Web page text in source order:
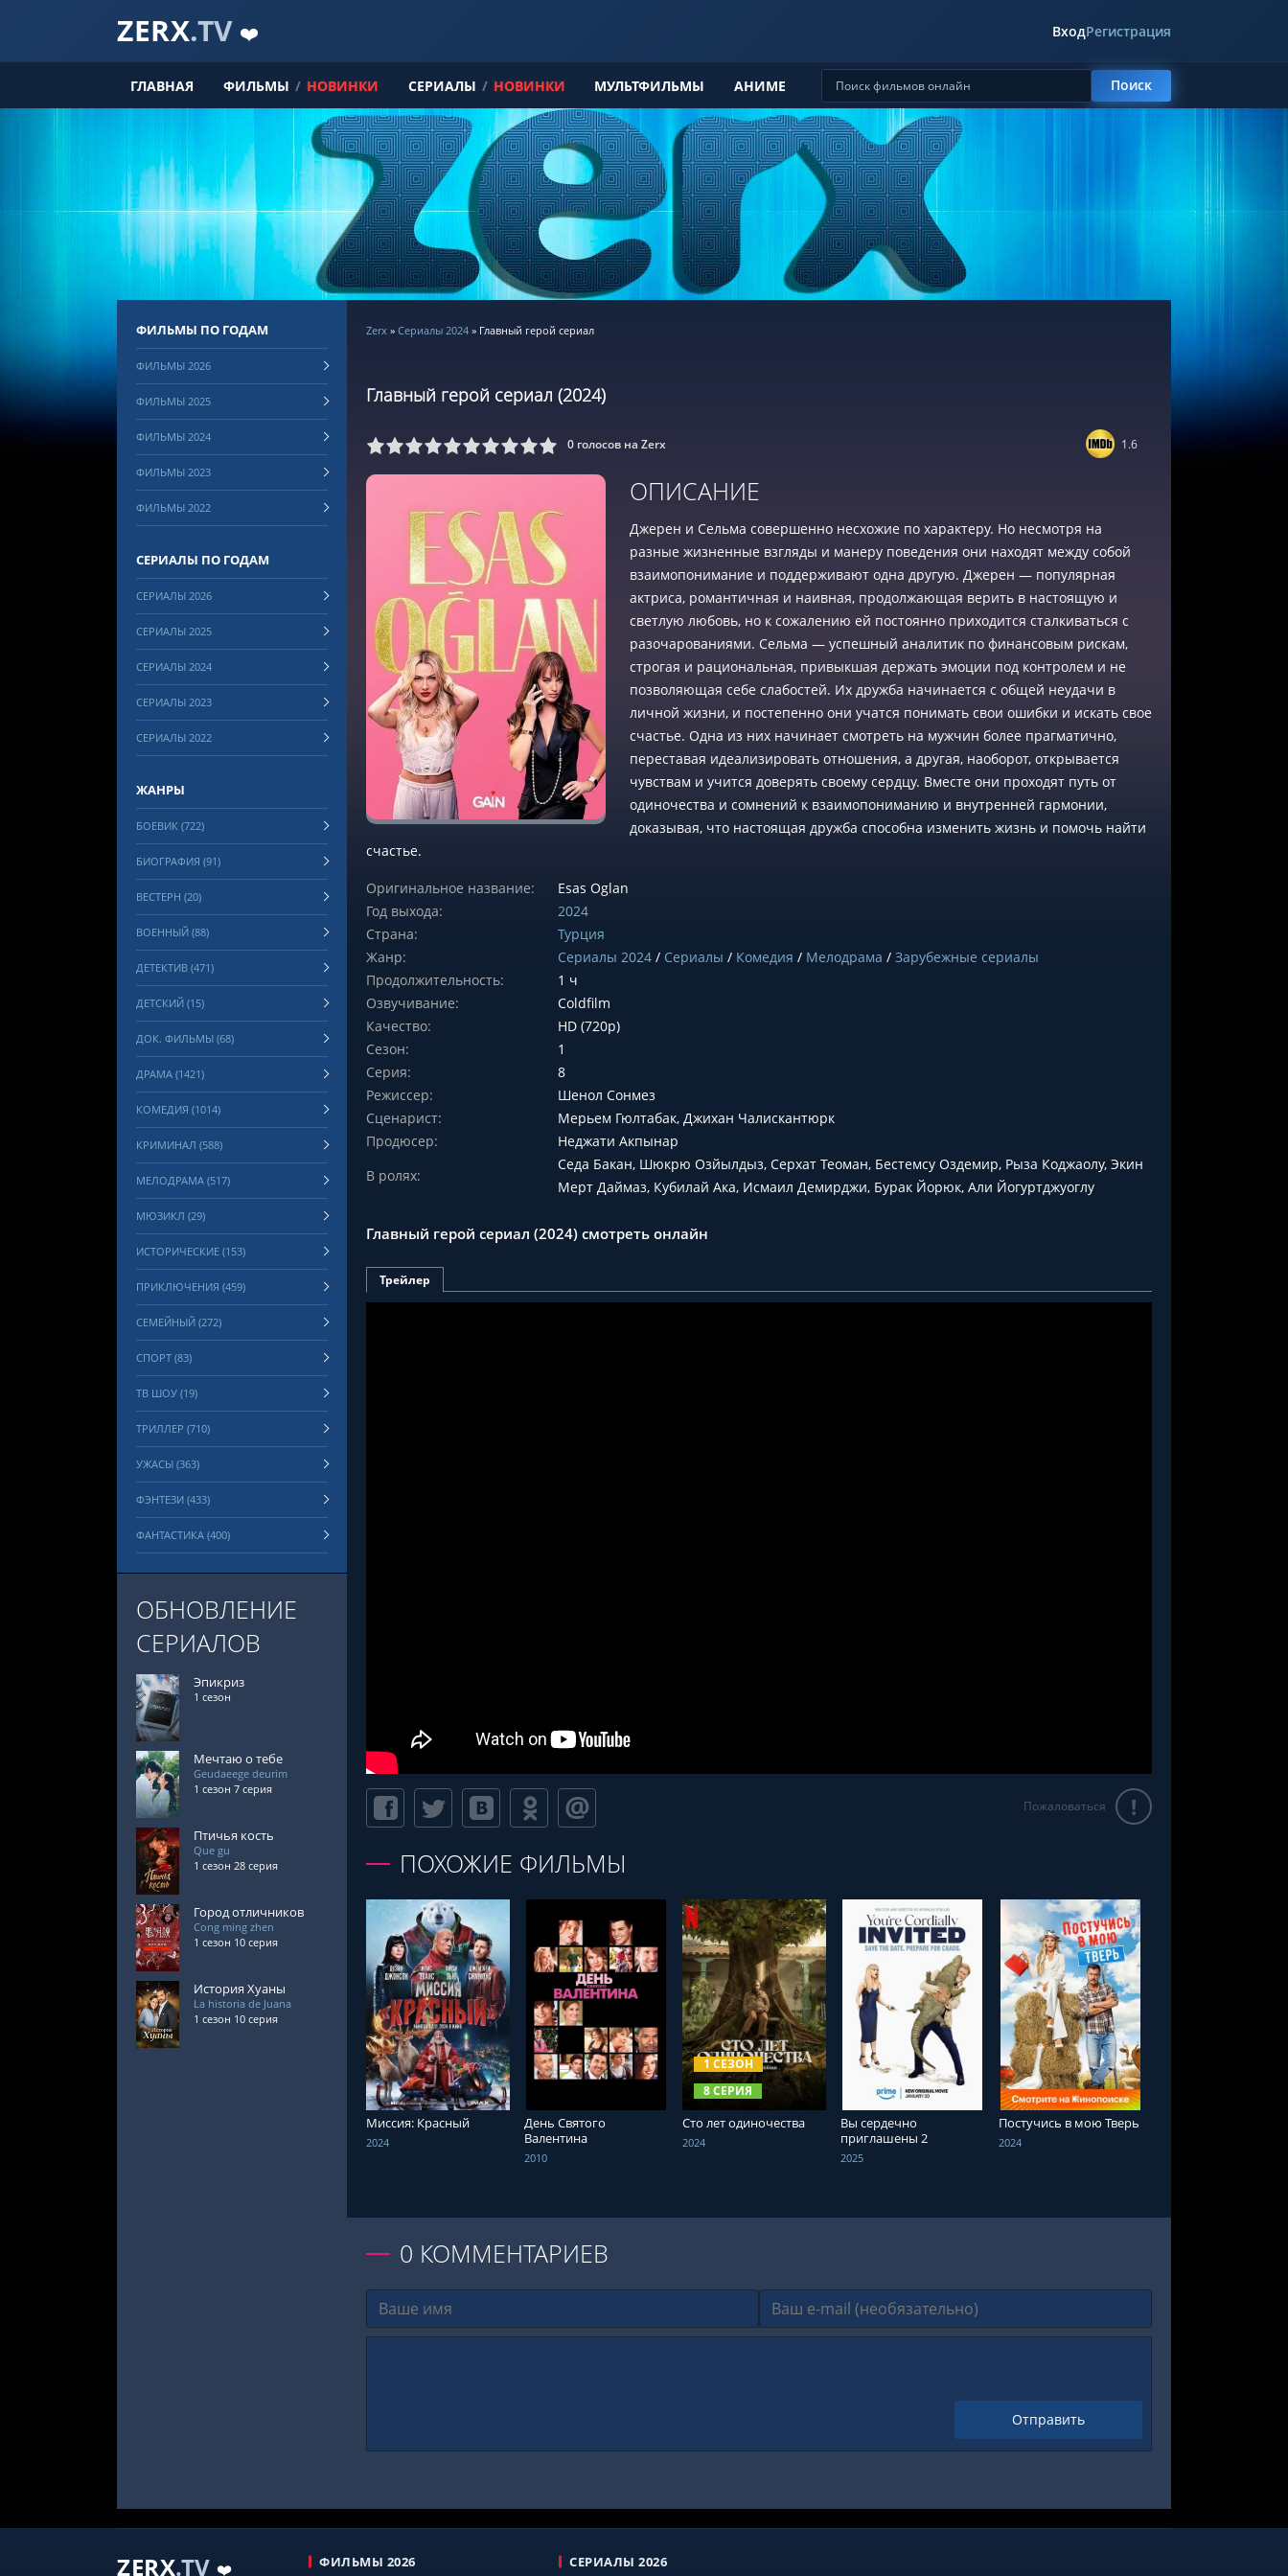
ZERX.TV ❤️ ВходРегистрация
ГЛАВНАЯ ФИЛЬМЫ / НОВИНКИ СЕРИАЛЫ / НОВИНКИ МУЛЬТФИЛЬМЫ АНИМЕ Поиск
Zerx » Сериалы 2024 » Главный герой сериал
Главный герой сериал (2024)
0 6 7 8 9 10 0 голосов на Zerx 1.6
ОПИСАНИЕ
Джерен и Сельма совершенно несхожие по характеру. Но несмотря на
разные жизненные взгляды и манеру поведения они находят между собой
взаимопонимание и поддерживают одна другую. Джерен — популярная
актриса, романтичная и наивная, продолжающая верить в настоящую и
светлую любовь, но к сожалению ей постоянно приходится сталкиваться с
разочарованиями. Сельма — успешный аналитик по финансовым рискам,
строгая и рациональная, привыкшая держать эмоции под контролем и не
позволяющая себе слабостей. Их дружба начинается с общей неудачи в
личной жизни, и постепенно они учатся понимать свои ошибки и искать свое
счастье. Одна из них начинает смотреть на мужчин более прагматично,
переставая идеализировать отношения, а другая, наоборот, открывается
чувствам и учится доверять своему сердцу. Вместе они проходят путь от
одиночества и сомнений к взаимопониманию и внутренней гармонии,
доказывая, что настоящая дружба способна изменить жизнь и помочь найти
счастье.
Оригинальное название:
Esas Oglan
Год выхода:
2024
Страна:
Турция
Жанр:
Сериалы 2024 / Сериалы / Комедия / Мелодрама / Зарубежные сериалы
Продолжительность:
1 ч
Озвучивание:
Coldfilm
Качество:
HD (720p)
Сезон:
1
Серия:
8
Режиссер:
Шенол Сонмез
Сценарист:
Мерьем Гюлтабак, Джихан Чалискантюрк
Продюсер:
Неджати Акпынар
В ролях:
Седа Бакан, Шюкрю Озйылдыз, Серхат Теоман, Бестемсу Оздемир, Рыза Коджаолу, Экин
Мерт Даймаз, Кубилай Ака, Исмаил Демирджи, Бурак Йорюк, Али Йогуртджуоглу
Главный герой сериал (2024) смотреть онлайн
Трейлер
Пожаловаться !
ПОХОЖИЕ ФИЛЬМЫ
СМОТРЕТЬ ОНЛАЙН
Миссия: Красный
2024
СМОТРЕТЬ ОНЛАЙН
День Святого
Валентина
2010
1 СЕЗОН
8 СЕРИЯ
СМОТРЕТЬ ОНЛАЙН
Сто лет одиночества
2024
СМОТРЕТЬ ОНЛАЙН
Вы сердечно
приглашены 2
2025
СМОТРЕТЬ ОНЛАЙН
Постучись в мою Тверь
2024
0 КОММЕНТАРИЕВ
Отправить
ФИЛЬМЫ ПО ГОДАМ
ФИЛЬМЫ 2026
ФИЛЬМЫ 2025
ФИЛЬМЫ 2024
ФИЛЬМЫ 2023
ФИЛЬМЫ 2022
СЕРИАЛЫ ПО ГОДАМ
СЕРИАЛЫ 2026
СЕРИАЛЫ 2025
СЕРИАЛЫ 2024
СЕРИАЛЫ 2023
СЕРИАЛЫ 2022
ЖАНРЫ
БОЕВИК (722)
БИОГРАФИЯ (91)
ВЕСТЕРН (20)
ВОЕННЫЙ (88)
ДЕТЕКТИВ (471)
ДЕТСКИЙ (15)
ДОК. ФИЛЬМЫ (68)
ДРАМА (1421)
КОМЕДИЯ (1014)
КРИМИНАЛ (588)
МЕЛОДРАМА (517)
МЮЗИКЛ (29)
ИСТОРИЧЕСКИЕ (153)
ПРИКЛЮЧЕНИЯ (459)
СЕМЕЙНЫЙ (272)
СПОРТ (83)
ТВ ШОУ (19)
ТРИЛЛЕР (710)
УЖАСЫ (363)
ФЭНТЕЗИ (433)
ФАНТАСТИКА (400)
ОБНОВЛЕНИЕ
СЕРИАЛОВ
Эпикриз
1 сезон
Мечтаю о тебе
Geudaeege deurim
1 сезон 7 серия
Птичья кость
Que gu
1 сезон 28 серия
Город отличников
Cong ming zhen
1 сезон 10 серия
История Хуаны
La historia de Juana
1 сезон 10 серия
ZERX.TV ❤️ ФИЛЬМЫ 2026 СЕРИАЛЫ 2026